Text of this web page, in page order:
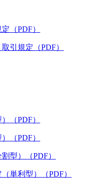
（PDF）
引規定（PDF）
（PDF）
（PDF）
型）（PDF）
単利型）（PDF）